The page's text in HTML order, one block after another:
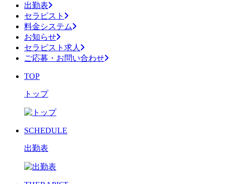
出勤表
セラピスト
料金システム
お知らせ
セラピスト求人
ご応募・お問い合わせ
TOP
トップ
SCHEDULE
出勤表